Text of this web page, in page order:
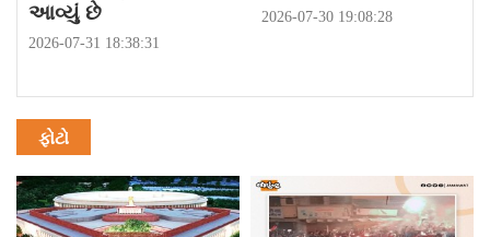
આવ્યું છે
2026-07-31 18:38:31
2026-07-30 19:08:28
ફોટો